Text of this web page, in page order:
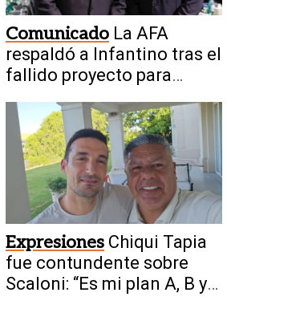
Comunicado La AFA
respaldó a Infantino tras el
fallido proyecto para
Expresiones Chiqui Tapia
fue contundente sobre
Scaloni: “Es mi plan A, B y